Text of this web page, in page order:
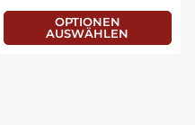
OPTIONEN
AUSWÄHLEN